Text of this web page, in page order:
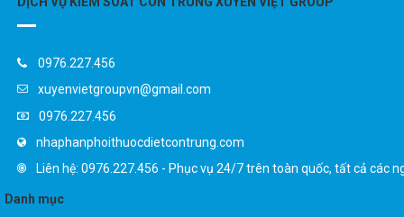
Liên hệ: 0976.227.456 - Phục vụ 24/7 trên toàn quốc, tất cả các